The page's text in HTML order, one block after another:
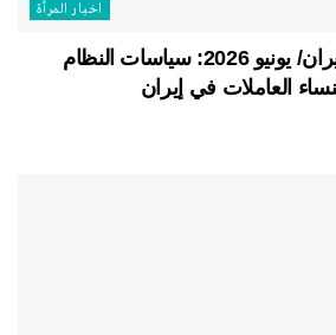
اخبار المرأة
التقرير الشهري – حزيران/ يونيو 2026: سياسات النظام
العاملات في إيران